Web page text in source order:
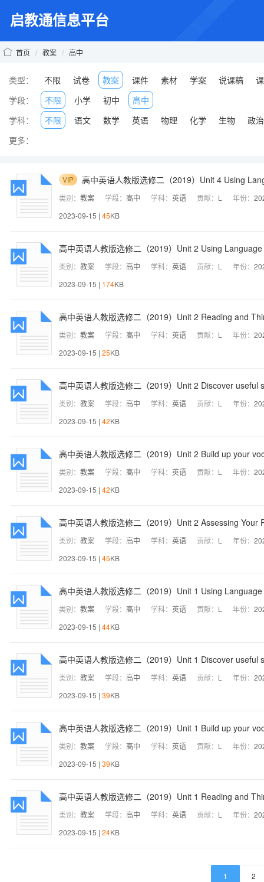
启教通信息平台
首页 / 教案 / 高中
类型： 不限 试卷 教案 课件 素材 学案 说课稿
学段：
不限 小学 初中
高中
学科：
不限 语文 数学 英语 物理 化学 生物
政治
更多：
VIP 高中英语人教版选修二（2019）Unit 4 Using
类别： 教案 学段： 高中 学科： 英语 贡献： L 年份：
2023-09-15 | 45KB
高中英语人教版选修二（2019）Unit 2 Using
类别： 教案 学段： 高中 学科： 英语 贡献： L 年份：
2023-09-15 | 174KB
高中英语人教版选修二（2019）Unit 2 Reading and
类别： 教案 学段： 高中 学科： 英语 贡献： L 年份：
2023-09-15 | 25KB
高中英语人教版选修二（2019）Unit 2 Discover useful
类别： 教案 学段： 高中 学科： 英语 贡献： L 年份：
2023-09-15 | 42KB
高中英语人教版选修二（2019）Unit 2 Build up your
类别： 教案 学段： 高中 学科： 英语 贡献： L 年份：
2023-09-15 | 42KB
高中英语人教版选修二（2019）Unit 2 Assessing Your
类别： 教案 学段： 高中 学科： 英语 贡献： L 年份：
2023-09-15 | 45KB
高中英语人教版选修二（2019）Unit 1 Using
类别： 教案 学段： 高中 学科： 英语 贡献： L 年份：
2023-09-15 | 44KB
高中英语人教版选修二（2019）Unit 1 Discover useful
类别： 教案 学段： 高中 学科： 英语 贡献： L 年份：
2023-09-15 | 39KB
高中英语人教版选修二（2019）Unit 1 Build up your
类别： 教案 学段： 高中 学科： 英语 贡献： L 年份：
2023-09-15 | 39KB
高中英语人教版选修二（2019）Unit 1 Reading and
类别： 教案 学段： 高中 学科： 英语 贡献： L 年份：
2023-09-15 | 24KB
1 2